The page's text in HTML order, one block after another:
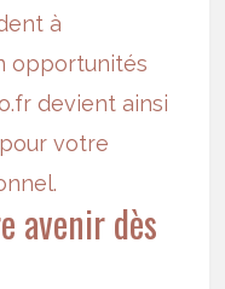
à
opportunités
devient ainsi
votre
avenir dès